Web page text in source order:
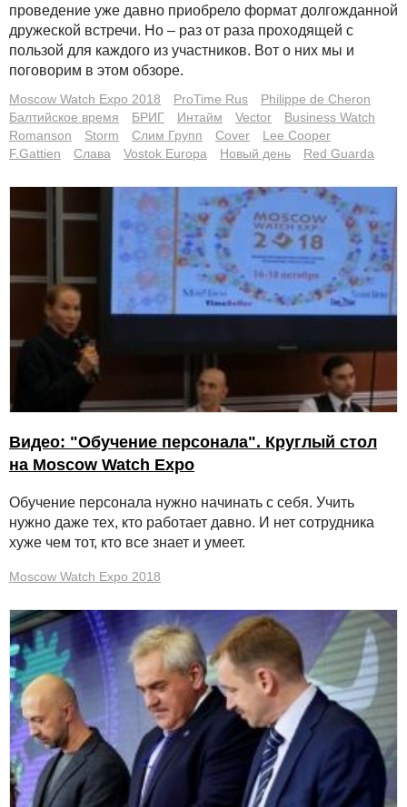
проведение уже давно приобрело формат долгожданной
дружеской встречи. Но – раз от раза проходящей с
пользой для каждого из участников. Вот о них мы и
поговорим в этом обзоре.
Moscow Watch Expo 2018 ProTime Rus
Philippe de Cheron
Балтийское время
БРИГ Интайм Vector
Business Watch
Romanson
Storm Cлим Групп Cover
Lee Cooper
F.Gattien
Слава Vostok Europa Новый день Red Guarda
Видео: "Обучение персонала". Круглый стол
на Moscow Watch Expo
Обучение персонала нужно начинать с себя. Учить
нужно даже тех, кто работает давно. И нет сотрудника
хуже чем тот, кто все знает и умеет.
Moscow Watch Expo 2018